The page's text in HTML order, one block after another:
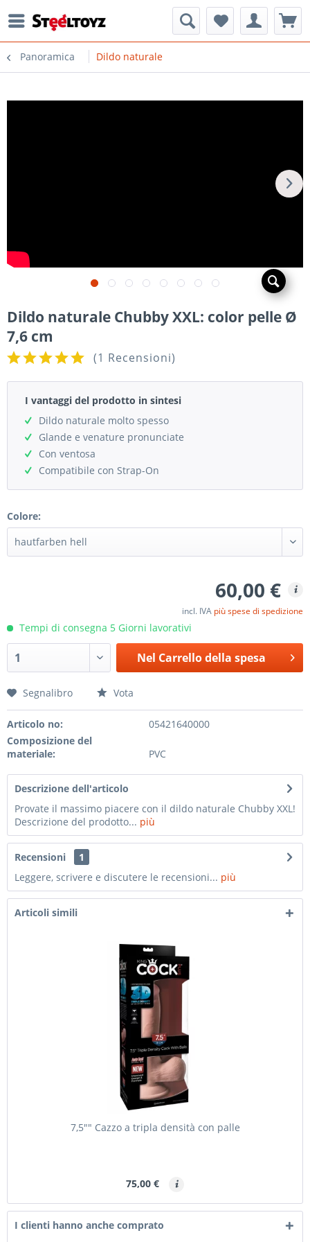
Panoramica Dildo naturale
Dildo naturale Chubby XXL: color pelle Ø
7,6 cm
(1 Recensioni)
I vantaggi del prodotto in sintesi
Dildo naturale molto spesso
Glande e venature pronunciate
Con ventosa
Compatibile con Strap-On
Colore:
60,00 €
incl. IVA più spese di spedizione
Tempi di consegna 5 Giorni lavorativi
Nel Carrello della spesa
Segnalibro Vota
Articolo no:
05421640000
Composizione del
materiale:
PVC
Descrizione dell'articolo
Provate il massimo piacere con il dildo naturale Chubby XXL!
Descrizione del prodotto... più
Recensioni
1
Leggere, scrivere e discutere le recensioni... più
Articoli simili
7,5"" Cazzo a tripla densità con palle
75,00 €
I clienti hanno anche comprato